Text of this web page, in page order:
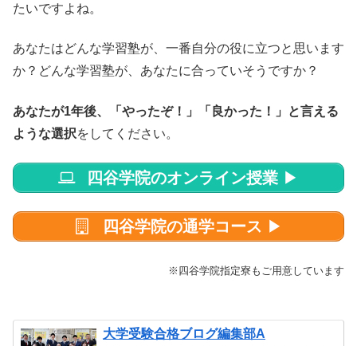
たいですよね。
あなたはどんな学習塾が、一番自分の役に立つと思います
か？どんな学習塾が、あなたに合っていそうですか？
あなたが1年後、「やったぞ！」「良かった！」と言える
ような選択をしてください。
四谷学院のオンライン授業 ▶
四谷学院の通学コース ▶
※四谷学院指定寮もご用意しています
大学受験合格ブログ編集部A